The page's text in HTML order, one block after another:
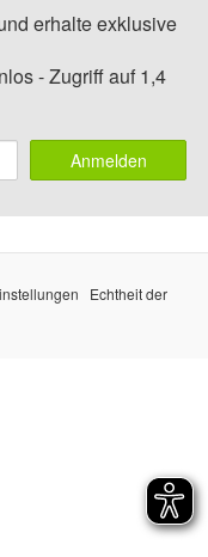
erhalte exklusive
- Zugriff auf 1,4
Anmelden
Echtheit der